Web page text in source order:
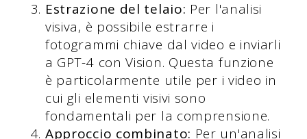
Estrazione del telaio: Per l'analisi
visiva, è possibile estrarre i
fotogrammi chiave dal video e inviarli
a GPT-4 con Vision. Questa funzione
è particolarmente utile per i video in
cui gli elementi visivi sono
fondamentali per la comprensione.
Approccio combinato: Per un'analisi